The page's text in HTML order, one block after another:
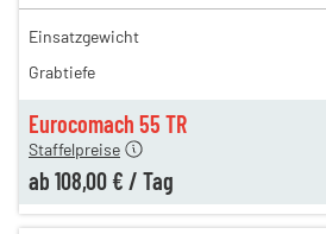
Eurocomach 55 TR
193,00 €
165,00 €
Staffelpreise
ab 108,00 € / Tag
Einsatzgewicht
Grabtiefe